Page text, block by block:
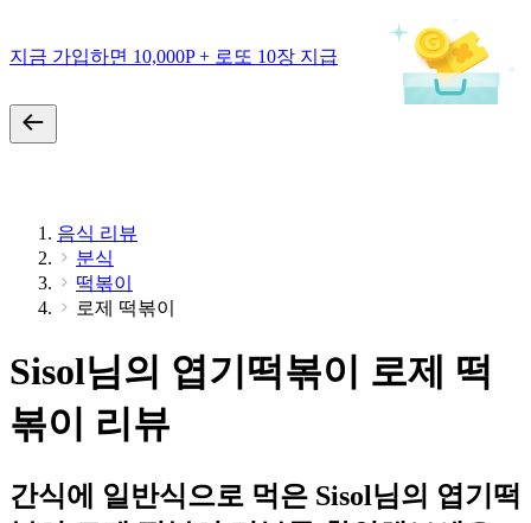
지금 가입하면 10,000P + 로또 10장 지급
음식 리뷰
분식
떡볶이
로제 떡볶이
Sisol님의 엽기떡볶이 로제 떡
볶이 리뷰
간식에 일반식으로 먹은 Sisol님의 엽기떡